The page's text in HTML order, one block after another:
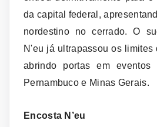
da capital federal,
nordestino no cerrado. O
N'eu já ultrapassou os limites
abrindo portas em eventos
Pernambuco e Minas Gerais.
Encosta N’eu